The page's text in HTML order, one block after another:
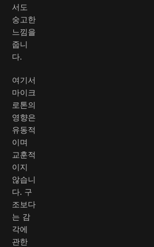
서도
숭고한
느낌을
줍니
다.
여기서
마이크
로톤의
영향은
유동적
이며
교훈적
이지
않습니
다. 구
조보다
는 감
각에
관한